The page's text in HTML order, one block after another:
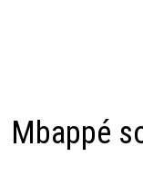
Mbappé